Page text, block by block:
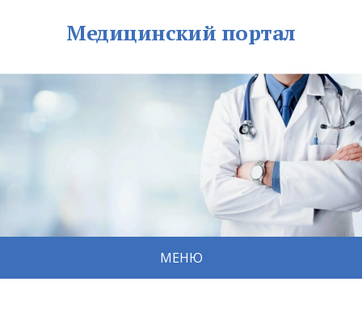
Медицинский портал
МЕНЮ